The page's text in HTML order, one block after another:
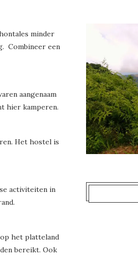
minder
Combineer een
aangenaam
hier kamperen.
Het hostel is
activiteiten in
op het platteland
bereikt. Ook